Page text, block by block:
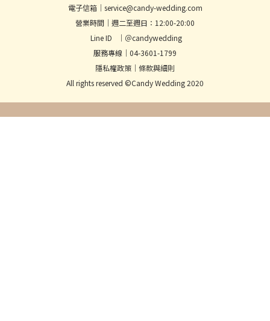
電子信箱│service@candy-wedding.com
營業時間│週二至週日：12:00-20:00
Line ID │＠candywedding
服務專線│04-3601-1799
隱私權政策 │ 條款與細則
All rights reserved ©Candy Wedding 2020